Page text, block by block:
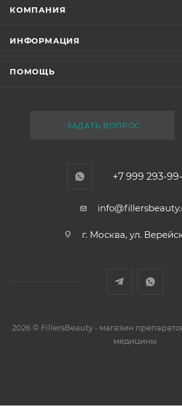
КОМПАНИЯ
ИНФОРМАЦИЯ
ПОМОЩЬ
ЗАДАТЬ ВОПРОС
+7 999 293-
г. Москва, ул.
2026 © FillersBeauty - магазин
медицины